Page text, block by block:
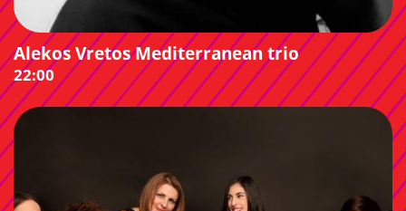
Alekos Vretos Mediterranean trio
22:00